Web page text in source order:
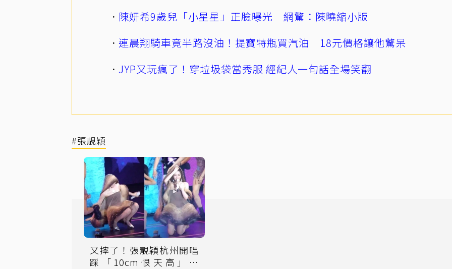
陳妍希9歲兒「小星星」正臉曝光 網驚：陳曉縮小版
連晨翔騎車竟半路沒油！提寶特瓶買汽油 18元價格讓他驚呆
JYP又玩瘋了！穿垃圾袋當秀服 經紀人一句話全場笑翻
#張靚穎
又摔了！張靚穎杭州開唱
踩「10cm恨天高」慘